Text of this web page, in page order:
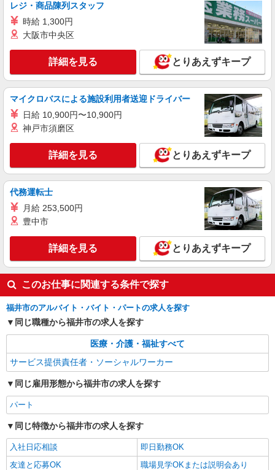
レジ・商品陳列スタッフ
時給 1,300円
大阪市中央区
詳細を見る とりあえずキープ
マイクロバスによる施設利用者送迎ドライバー
日給 10,900円〜10,900円
神戸市須磨区
詳細を見る とりあえずキープ
代務運転士
月給 253,500円
豊中市
詳細を見る とりあえずキープ
このお仕事に関連する条件で探す
福井市のアルバイト・バイト・パートの求人を探す
同じ職種から福井市の求人を探す
医療・介護・福祉すべて
サービス提供責任者・ソーシャルワーカー
同じ雇用形態から福井市の求人を探す
パート
同じ特徴から福井市の求人を探す
入社日応相談
即日勤務OK
友達と応募OK
職場見学OKまたは説明会あり